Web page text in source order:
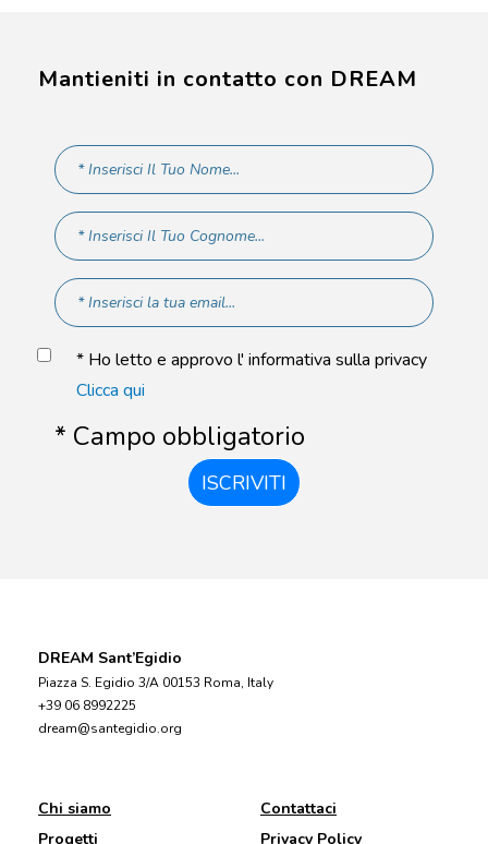
Mantieniti in contatto con DREAM
* Ho letto e approvo l' informativa sulla privacy
Clicca qui
* Campo obbligatorio
ISCRIVITI
DREAM Sant’Egidio
Piazza S. Egidio 3/A 00153 Roma, Italy
+39 06 8992225
dream@santegidio.org
Chi siamo
Progetti
Contattaci
Privacy Policy